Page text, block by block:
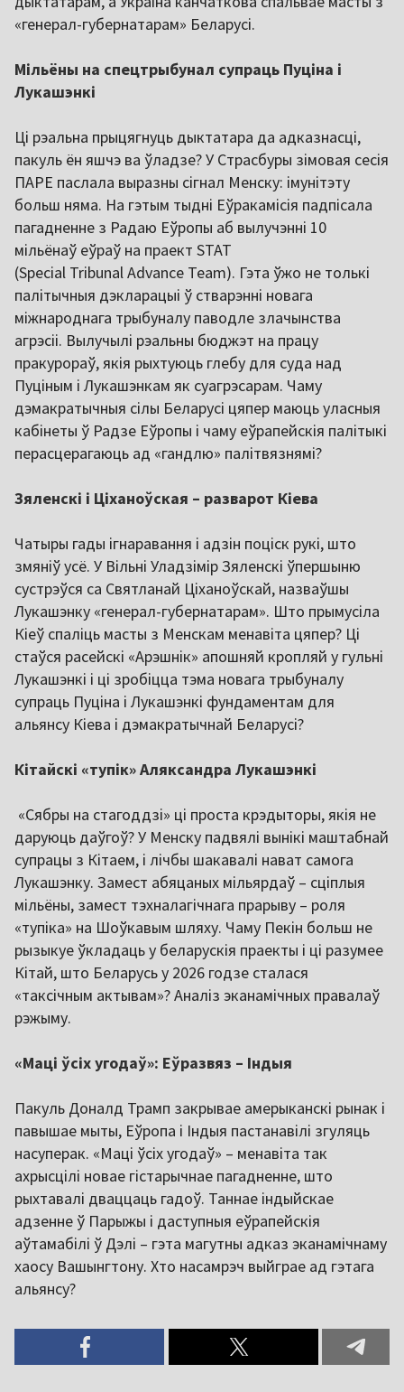
«генерал-губернатарам» Беларусі.
Мільёны на спецтрыбунал супраць Пуціна і
Лукашэнкі
Ці рэальна прыцягнуць дыктатара да адказнасці,
пакуль ён яшчэ ва ўладзе? У Страсбуры зімовая сесія
ПАРЕ паслала выразны сігнал Менску: імунітэту
больш няма. На гэтым тыдні Еўракамісія падпісала
пагадненне з Радаю Еўропы аб вылучэнні 10
мільёнаў еўраў на праект STAT
(Special Tribunal Advance Team). Гэта ўжо не толькі
палітычныя дэкларацыі ў стварэнні новага
міжнароднага трыбуналу паводле злачынства
агрэсіі. Вылучылі рэальны бюджэт на працу
пракурораў, якія рыхтуюць глебу для суда над
Пуціным і Лукашэнкам як суагрэсарам. Чаму
дэмакратычныя сілы Беларусі цяпер маюць уласныя
кабінеты ў Радзе Еўропы і чаму еўрапейскія палітыкі
перасцерагаюць ад «гандлю» палітвязнямі?
Зяленскі і Ціханоўская – разварот Кіева
Чатыры гады ігнаравання і адзін поціск рукі, што
змяніў усё. У Вільні Уладзімір Зяленскі ўпершыню
сустрэўся са Святланай Ціханоўскай, назваўшы
Лукашэнку «генерал-губернатарам». Што прымусіла
Кіеў спаліць масты з Менскам менавіта цяпер? Ці
стаўся расейскі «Арэшнік» апошняй кропляй у гульні
Лукашэнкі і ці зробіцца тэма новага трыбуналу
супраць Пуціна і Лукашэнкі фундаментам для
альянсу Кіева і дэмакратычнай Беларусі?
Кітайскі «тупік» Аляксандра Лукашэнкі
«Сябры на стагоддзі» ці проста крэдыторы, якія не
даруюць даўгоў? У Менску падвялі вынікі маштабнай
супрацы з Кітаем, і лічбы шакавалі нават самога
Лукашэнку. Замест абяцаных мільярдаў – сціплыя
мільёны, замест тэхналагічнага прарыву – роля
«тупіка» на Шоўкавым шляху. Чаму Пекін больш не
рызыкуе ўкладаць у беларускія праекты і ці разумее
Кітай, што Беларусь у 2026 годзе сталася
«таксічным актывам»? Аналіз эканамічных правалаў
рэжыму.
«Маці ўсіх угодаў»: Еўразвяз – Індыя
Пакуль Доналд Трамп закрывае амерыканскі рынак і
павышае мыты, Еўропа і Індыя пастанавілі згуляць
насуперак. «Маці ўсіх угодаў» – менавіта так
ахрысцілі новае гістарычнае пагадненне, што
рыхтавалі дваццаць гадоў. Таннае індыйскае
адзенне ў Парыжы і даступныя еўрапейскія
аўтамабілі ў Дэлі – гэта магутны адказ эканамічнаму
хаосу Вашынгтону. Хто насамрэч выйграе ад гэтага
альянсу?